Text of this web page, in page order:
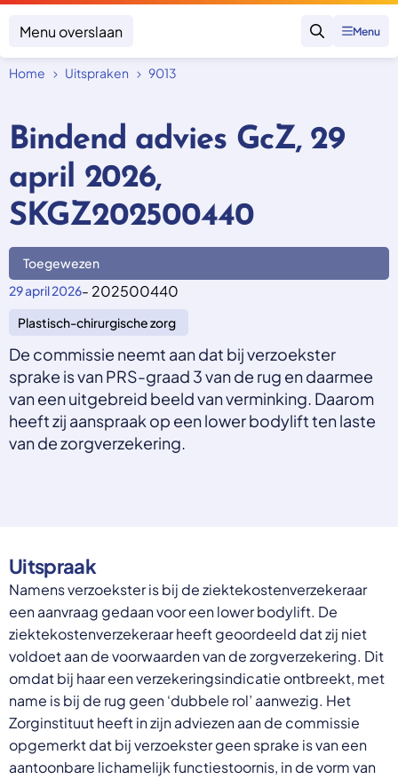
Menu overslaan
Zoeken
Menu
Onderwerpen
Zorgverzekering afsluiten
Zorgverzekering betalen
Vergoeding van zorg
Zorg in het buitenland
Geen zorgverzekering
Overheid moet proactief
ondersteuning bieden bij schulden, niet
straffen
Schrap de opslag op de zorgpremie voor mensen die
niet kunnen betalen en bied proactieve
ondersteuning, zoals automatische zorgtoeslag. Zo
voorkomt de overheid schulden, vermindert stress
en blijft noodzakelijke zorg toegankelijk.
Lees meer
Focus en impact
Uitspraken
Over SKGZ
Nieuws
Casussen
Vacatures
Contact
Select a language
Nederlands
Українська
русский
Espanol
Francais
Home Uitspraken 9013
Bindend advies GcZ, 29
april 2026,
SKGZ202500440
Toegewezen
29 april 2026- 202500440
Plastisch-chirurgische zorg
De commissie neemt aan dat bij verzoekster
sprake is van PRS-graad 3 van de rug en daarmee
van een uitgebreid beeld van verminking. Daarom
heeft zij aanspraak op een lower bodylift ten laste
van de zorgverzekering.
Uitspraak
Namens verzoekster is bij de ziektekostenverzekeraar
een aanvraag gedaan voor een lower bodylift. De
ziektekostenverzekeraar heeft geoordeeld dat zij niet
voldoet aan de voorwaarden van de zorgverzekering. Dit
omdat bij haar een verzekeringsindicatie ontbreekt, met
name is bij de rug geen ‘dubbele rol’ aanwezig. Het
Zorginstituut heeft in zijn adviezen aan de commissie
opgemerkt dat bij verzoekster geen sprake is van een
aantoonbare lichamelijk functiestoornis, in de vorm van